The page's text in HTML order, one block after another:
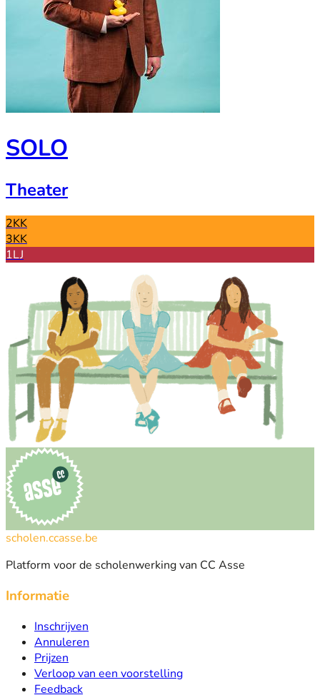
SOLO
Theater
2KK
3KK
1LJ
scholen.ccasse.be
Platform voor de scholenwerking van CC Asse
Informatie
Inschrijven
Annuleren
Prijzen
Verloop van een voorstelling
Feedback